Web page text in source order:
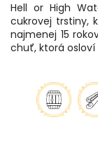
Hell or High
cukrovej trstiny,
najmenej 15
chuť, ktorá